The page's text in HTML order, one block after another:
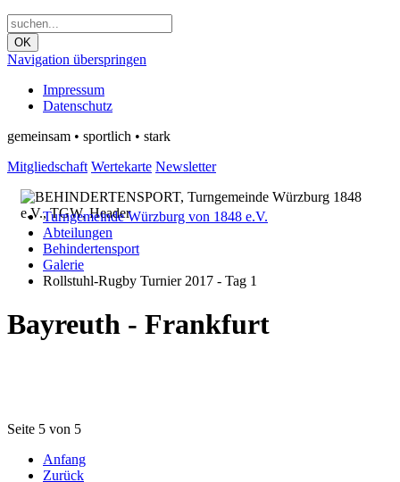
OK
Navigation überspringen
Impressum
Datenschutz
gemeinsam • sportlich • stark
Mitgliedschaft Wertekarte Newsletter
Turngemeinde Würzburg von 1848 e.V.
Abteilungen
Behindertensport
Galerie
Rollstuhl-Rugby Turnier 2017 - Tag 1
Bayreuth - Frankfurt
Seite 5 von 5
Anfang
Zurück